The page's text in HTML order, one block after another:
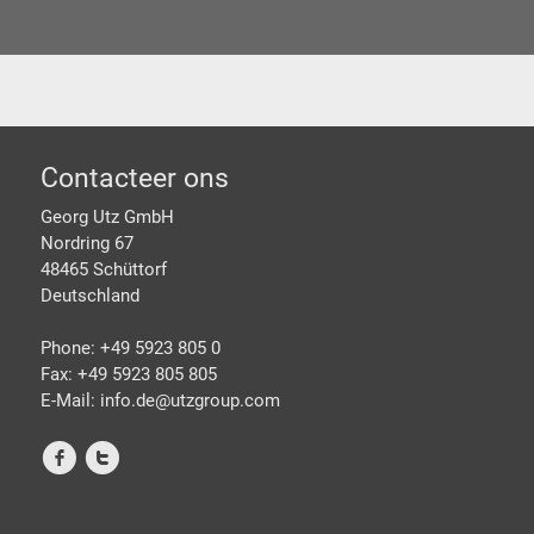
Footer
Contacteer ons
Georg Utz GmbH
Nordring 67
48465 Schüttorf
Deutschland
Phone: +49 5923 805 0
Fax: +49 5923 805 805
E-Mail: info.de@utzgroup.com
f t